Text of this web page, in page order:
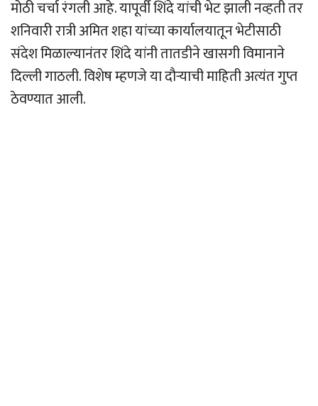
मोठी चर्चा रंगली आहे. यापूर्वी शिंदे यांची भेट झाली नव्हती तर
शनिवारी रात्री अमित शहा यांच्या कार्यालयातून भेटीसाठी
संदेश मिळाल्यानंतर शिंदे यांनी तातडीने खासगी विमानाने
दिल्ली गाठली. विशेष म्हणजे या दौर्‍याची माहिती अत्यंत गुप्त
ठेवण्यात आली.